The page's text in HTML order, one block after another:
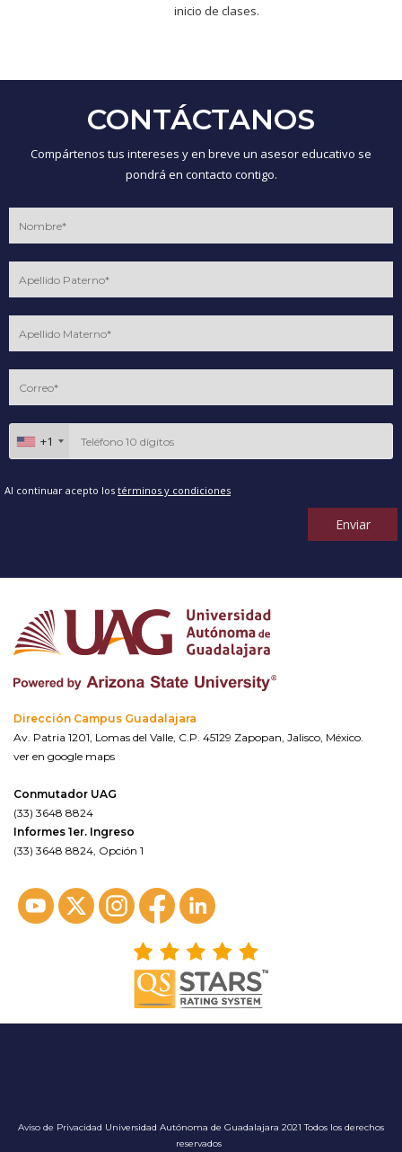
inicio de clases.
CONTÁCTANOS
Compártenos tus intereses y en breve un asesor educativo se
pondrá en contacto contigo.
+1
Al continuar acepto los términos y condiciones
Enviar
Dirección Campus Guadalajara
Av. Patria 1201, Lomas del Valle, C.P. 45129 Zapopan, Jalisco, México.
ver en google maps
Conmutador UAG
(33) 3648 8824
Informes 1er. Ingreso
(33) 3648 8824, Opción 1
Aviso de Privacidad Universidad Autónoma de Guadalajara 2021 Todos los derechos
reservados